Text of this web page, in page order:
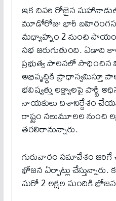
ఇక చివరి రోజైన
మూడోరోజు భారీ బహిరంగసభ
మధ్యాహ్నం 2 నుంచి
సభ జరుగుతుంది. ఏడాది
ప్రభుత్వ పాలనలో
అభివృద్ధికి ప్రాధాన్యమిస్తూ
భవిష్యత్తు లక్ష్యాలపై పార్టీ
నాయకులు దిశానిర్దేశం
రాష్ట్రం నలుమూలల నుంచి
తరలిరానున్నారు.
గురువారం సమావేశం
భోజన ఏర్పాట్లు
మరో 2 లక్షల మందికి భోజన